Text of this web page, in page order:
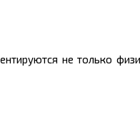
не только